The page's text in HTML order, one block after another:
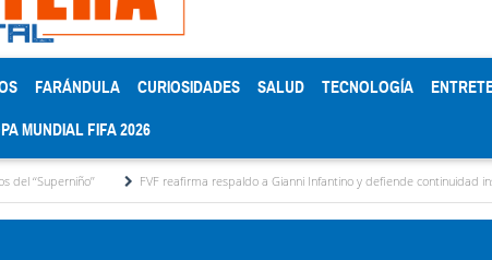
FARÁNDULA CURIOSIDADES SALUD TECNOLOGÍA
MUNDIAL FIFA 2026
FVF reafirma respaldo a Gianni Infantino y defiende continuidad institucional en